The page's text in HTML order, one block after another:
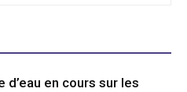
d’eau en cours sur les